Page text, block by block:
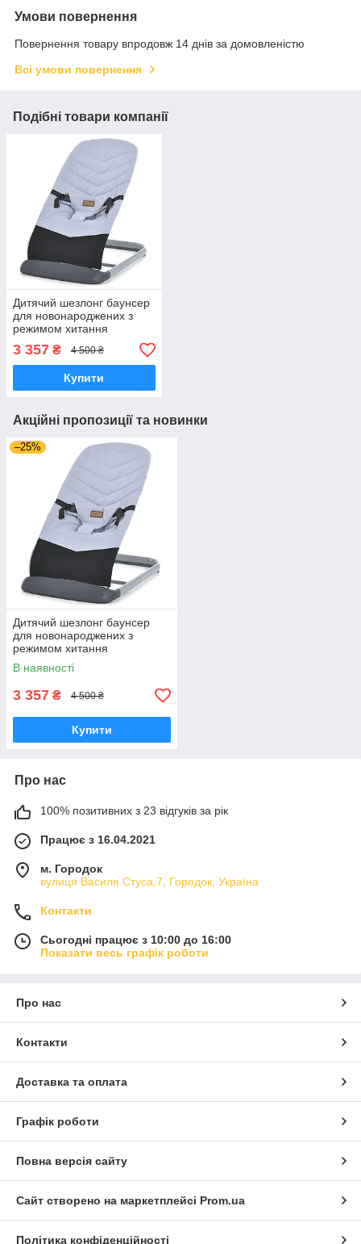
Умови повернення
Повернення товару впродовж 14 днів за домовленістю
Всі умови повернення
Подібні товари компанії
Дитячий шезлонг баунсер
для новонароджених з
режимом хитання
натуральний льон 3
положення спинки до 9 кг
сірий
3 357 ₴ 4 500 ₴
Купити
Акційні пропозиції та новинки
–25%
Дитячий шезлонг баунсер
для новонароджених з
режимом хитання
натуральний льон 3
положення спинки до 9 кг
сірий
В наявності
3 357 ₴ 4 500 ₴
Купити
Про нас
100% позитивних з 23 відгуків за рік
Працює з 16.04.2021
м. Городок
вулиця Василя Стуса,7, Городок, Україна
Контакти
Сьогодні працює з 10:00 до 16:00
Показати весь графік роботи
Про нас
Контакти
Доставка та оплата
Графік роботи
Повна версія сайту
Сайт створено на маркетплейсі Prom.ua
Політика конфіденційності